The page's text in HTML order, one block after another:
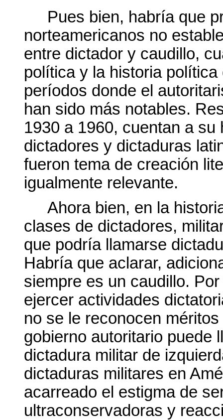
Pues bien, habría que
norteamericanos no
entre dictador y caudillo,
política y la historia
períodos donde el
han sido más notables.
1930 a 1960, cuentan a
dictadores y dictaduras
fueron tema de creación
igualmente relevante.
Ahora bien, en la
clases de dictadores,
que podría llamarse
Habría que aclarar,
siempre es un caudillo.
ejercer actividades
no se le reconocen
gobierno autoritario puede
dictadura militar de
dictaduras militares en
acarreado el estigma de
ultraconservadoras y